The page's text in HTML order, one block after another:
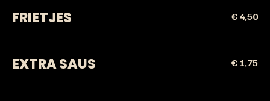
FRIETJES € 4,50
EXTRA SAUS € 1,75